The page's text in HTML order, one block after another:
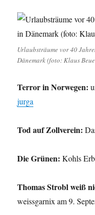
Akte
die
Urlaubsträume vor 40
Dänemark (foto: Klaus
Terror in Norwegen:
jurga
Tod auf Zollverein:
Die Grünen: Kohls
Thomas Strobl weiß
weissgarnix am 9.